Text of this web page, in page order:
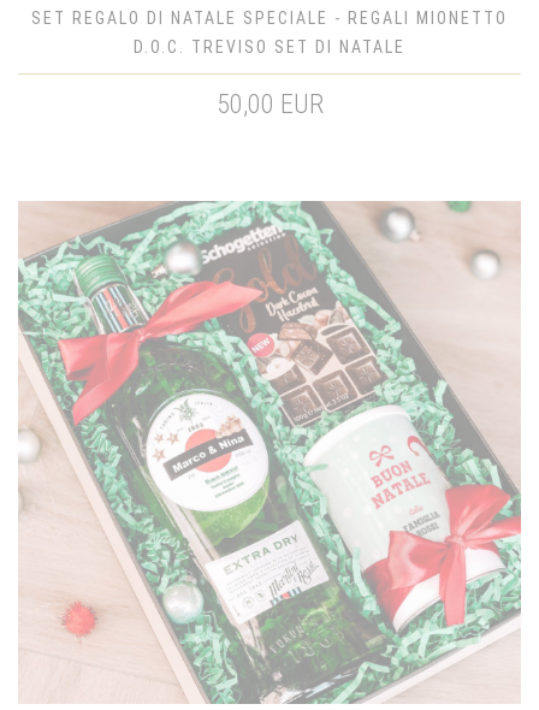
SET REGALO DI NATALE SPECIALE - REGALI MIONETTO
D.O.C. TREVISO SET DI NATALE
50,00 EUR